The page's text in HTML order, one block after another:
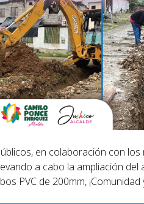
en colaboración con
a cabo la ampliación del
PVC de 200mm,